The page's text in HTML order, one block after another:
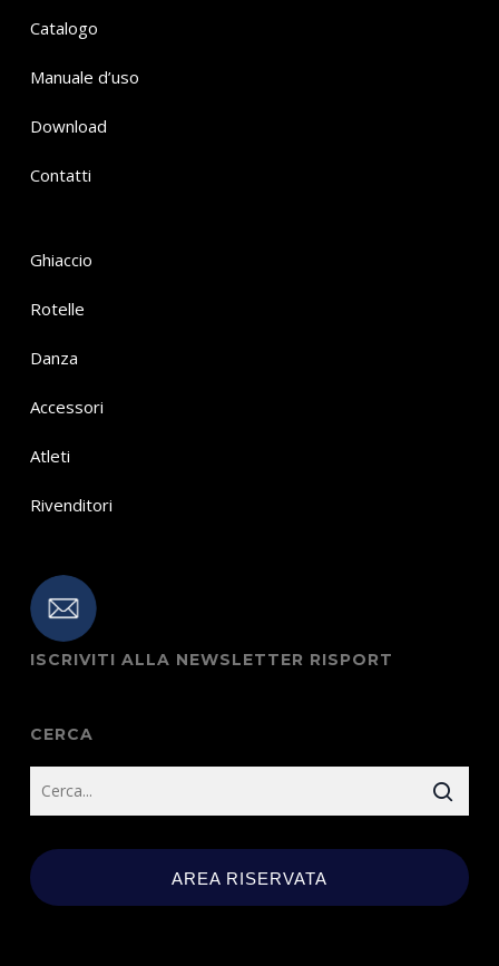
Catalogo
Manuale d’uso
Download
Contatti
Ghiaccio
Rotelle
Danza
Accessori
Atleti
Rivenditori
ISCRIVITI ALLA NEWSLETTER RISPORT
CERCA
AREA RISERVATA